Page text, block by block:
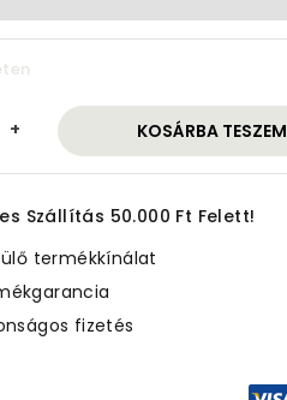
11
KOSÁRBA TESZEM
Szállítás 50.000 Ft Felett!
termékkínálat
fizetés